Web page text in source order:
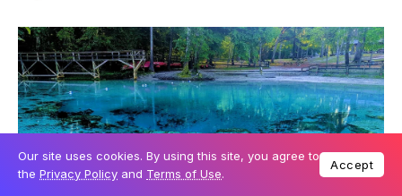
Our site uses cookies. By using this site, you agree to
the Privacy Policy and Terms of Use.
Accept